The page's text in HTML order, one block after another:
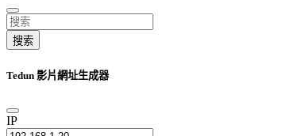
搜索
Tedun 影片網址生成器
IP